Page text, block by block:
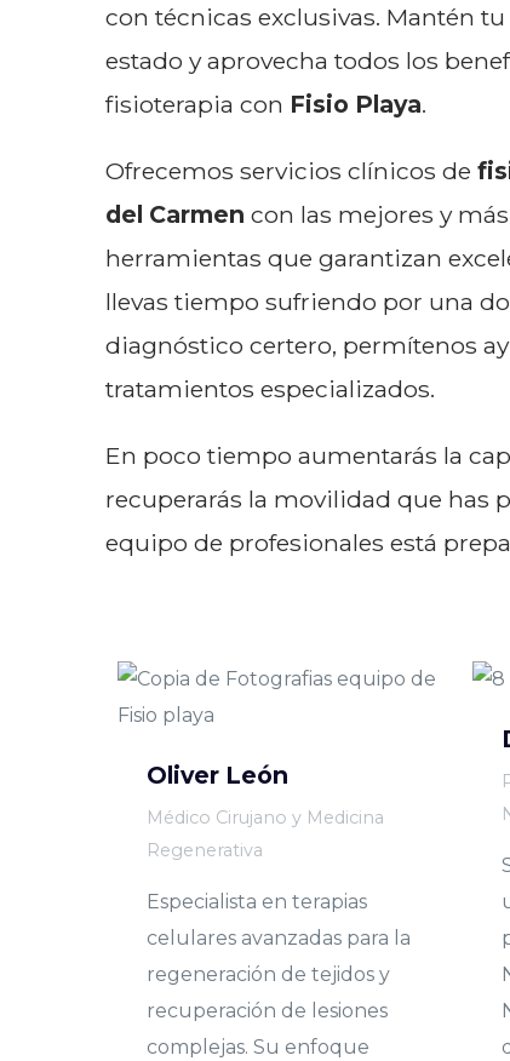
con técnicas exclusivas. Mantén
estado y aprovecha todos los
fisioterapia con Fisio Playa.
Ofrecemos servicios clínicos de
del Carmen con las mejores y
herramientas que garantizan
llevas tiempo sufriendo por una
diagnóstico certero, permítenos
tratamientos especializados.
En poco tiempo aumentarás la
recuperarás la movilidad que has
equipo de profesionales está
Oliver León
Médico Cirujano y Medicina
Regenerativa
Especialista en terapias
celulares avanzadas para la
regeneración de tejidos y
recuperación de lesiones
complejas. Su enfoque